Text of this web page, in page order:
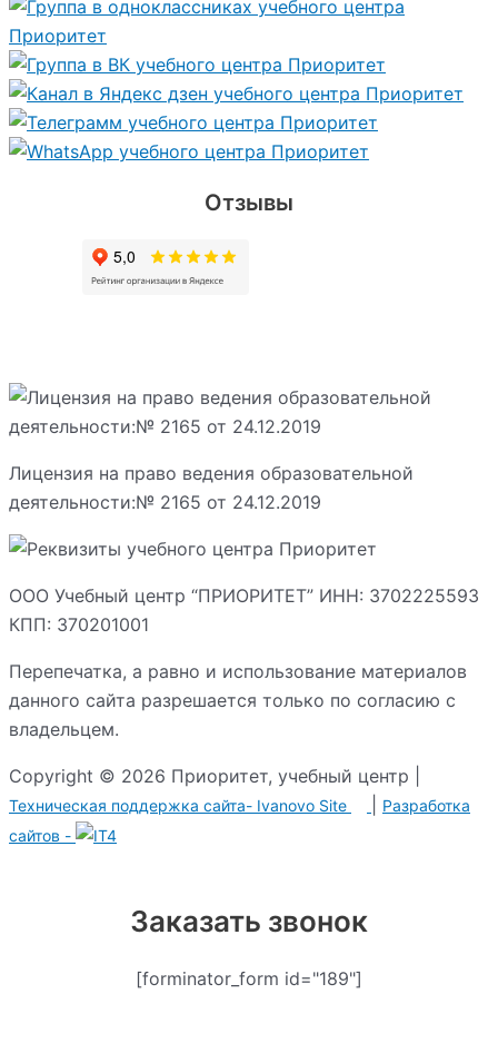
Отзывы
Лицензия на право ведения образовательной
деятельности:№ 2165 от 24.12.2019
ООО Учебный центр “ПРИОРИТЕТ” ИНН: 3702225593
КПП: 370201001
Перепечатка, а равно и использование материалов
данного сайта разрешается только по согласию с
владельцем.
Copyright © 2026 Приоритет, учебный центр |
Техническая поддержка сайта- Ivanovo Site
Разработка
сайтов -
Заказать звонок
[forminator_form id="189"]